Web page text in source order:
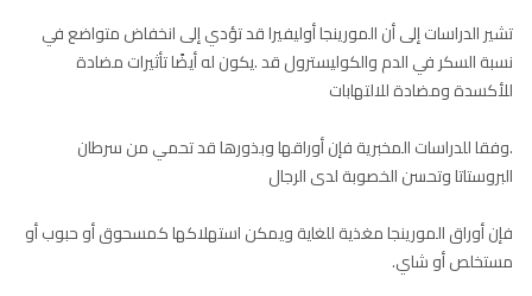
تشير الدراسات إلى أن المورينجا أوليفيرا قد تؤدي إلى انخفاض متواضع في
نسبة السكر في الدم والكوليسترول قد .يكون له أيضًا تأثيرات مضادة
للأكسدة ومضادة للالتهابات
.وفقا للدراسات المخبرية فإن أوراقها وبذورها قد تحمي من سرطان
البروستاتا وتحسن الخصوبة لدى الرجال
فإن أوراق المورينجا مغذية للغاية ويمكن استهلاكها كمسحوق أو حبوب أو
مستخلص أو شاي.